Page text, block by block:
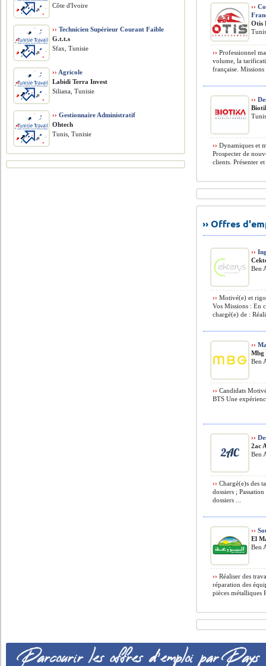
››
Otis
›› Professionnel
volume, la
française.
››
›› Dynamiques et
Prospecter de
clients. Présenter
›› Offres
››
Ben
›› Motivé(e) et
Vos Missions : En
chargé(e) de :
››
Mbg
Ben
›› Candidats
BTS Une
››
2ac
Ben
›› Chargé(e)s des
dossiers ;
dossiers ...
››
El
Ben
›› Réaliser des
réparation des
pièces métalliques
Côte d'Ivoire
›› Technicien Supérieur Courant Faible
G.t.t.s
Sfax, Tunisie
›› Agricole
Labidi Terra Invest
Siliana, Tunisie
›› Gestionnaire Administratif
Ohtech
Tunis, Tunisie